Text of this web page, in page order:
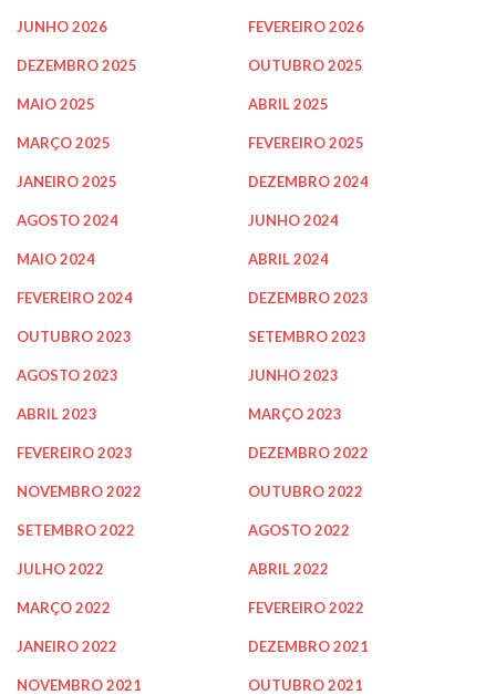
JUNHO 2026 FEVEREIRO 2026
DEZEMBRO 2025 OUTUBRO 2025
MAIO 2025 ABRIL 2025
MARÇO 2025 FEVEREIRO 2025
JANEIRO 2025 DEZEMBRO 2024
AGOSTO 2024 JUNHO 2024
MAIO 2024 ABRIL 2024
FEVEREIRO 2024 DEZEMBRO 2023
OUTUBRO 2023 SETEMBRO 2023
AGOSTO 2023 JUNHO 2023
ABRIL 2023 MARÇO 2023
FEVEREIRO 2023 DEZEMBRO 2022
NOVEMBRO 2022 OUTUBRO 2022
SETEMBRO 2022 AGOSTO 2022
JULHO 2022 ABRIL 2022
MARÇO 2022 FEVEREIRO 2022
JANEIRO 2022 DEZEMBRO 2021
NOVEMBRO 2021 OUTUBRO 2021